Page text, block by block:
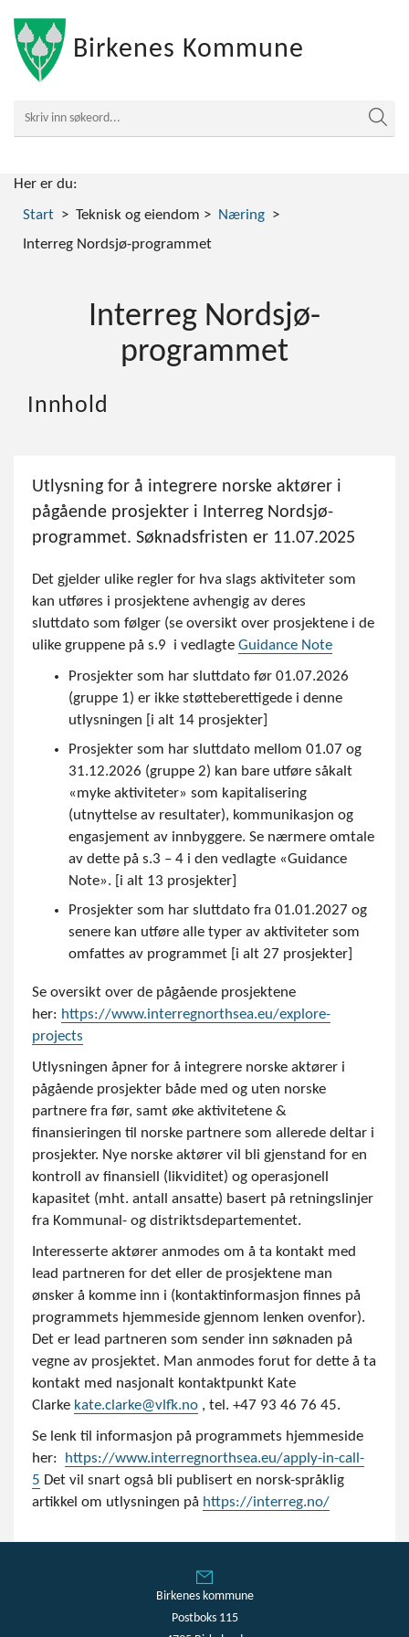
Birkenes Kommune
Her er du:
Start
Teknisk og eiendom
Næring
Interreg Nordsjø-programmet
Interreg Nordsjø-
programmet
Innhold
Utlysning for å integrere norske aktører i
pågående prosjekter i Interreg Nordsjø-
programmet. Søknadsfristen er 11.07.2025
Det gjelder ulike regler for hva slags aktiviteter som
kan utføres i prosjektene avhengig av deres
sluttdato som følger (se oversikt over prosjektene i de
ulike gruppene på s.9 i vedlagte Guidance Note
Prosjekter som har sluttdato før 01.07.2026
(gruppe 1) er ikke støtteberettigede i denne
utlysningen [i alt 14 prosjekter]
Prosjekter som har sluttdato mellom 01.07 og
31.12.2026 (gruppe 2) kan bare utføre såkalt
«myke aktiviteter» som kapitalisering
(utnyttelse av resultater), kommunikasjon og
engasjement av innbyggere. Se nærmere omtale
av dette på s.3 – 4 i den vedlagte «Guidance
Note». [i alt 13 prosjekter]
Prosjekter som har sluttdato fra 01.01.2027 og
senere kan utføre alle typer av aktiviteter som
omfattes av programmet [i alt 27 prosjekter]
Se oversikt over de pågående prosjektene
her: https://www.interregnorthsea.eu/explore-
projects
Utlysningen åpner for å integrere norske aktører i
pågående prosjekter både med og uten norske
partnere fra før, samt øke aktivitetene &
finansieringen til norske partnere som allerede deltar i
prosjekter. Nye norske aktører vil bli gjenstand for en
kontroll av finansiell (likviditet) og operasjonell
kapasitet (mht. antall ansatte) basert på retningslinjer
fra Kommunal- og distriktsdepartementet.
Interesserte aktører anmodes om å ta kontakt med
lead partneren for det eller de prosjektene man
ønsker å komme inn i (kontaktinformasjon finnes på
programmets hjemmeside gjennom lenken ovenfor).
Det er lead partneren som sender inn søknaden på
vegne av prosjektet. Man anmodes forut for dette å ta
kontakt med nasjonalt kontaktpunkt Kate
Clarke kate.clarke@vlfk.no , tel. +47 93 46 76 45.
Se lenk til informasjon på programmets hjemmeside
her:
https://www.interregnorthsea.eu/apply-in-call-
5 Det vil snart også bli publisert en norsk-språklig
artikkel om utlysningen på https://interreg.no/
Birkenes kommune
Postboks 115